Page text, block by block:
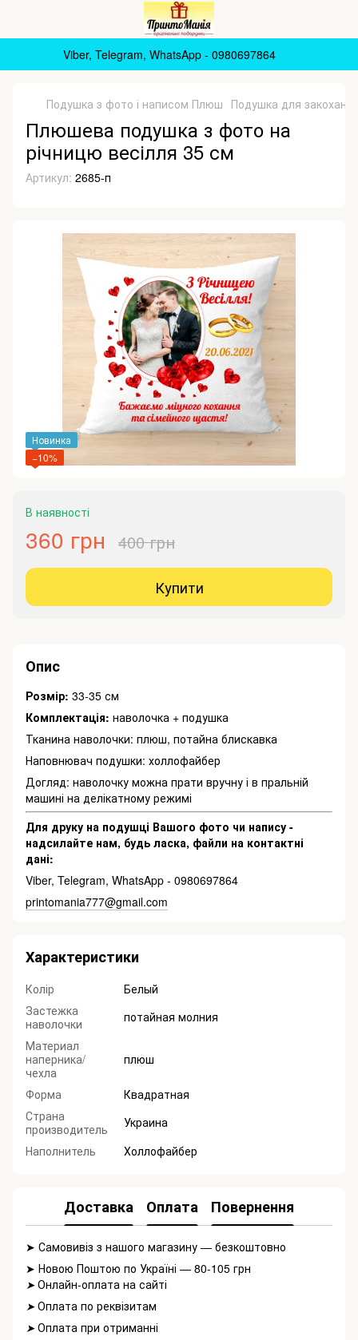
Viber, Telegram, WhatsApp - 0980697864
Подушка з фото і написом Плюш Подушка для
Плюшева подушка з фото на
річницю весілля 35 см
Артикул: 2685-п
Новинка
−10%
В наявності
360 грн 400 грн
Купити
Опис
Розмір: 33-35 см
Комплектація: наволочка + подушка
Тканина наволочки: плюш, потайна блискавка
Наповнювач подушки: холлофайбер
Догляд: наволочку можна прати вручну і в пральній
машині на делікатному режимі
Для друку на подушці Вашого фото чи напису -
надсилайте нам, будь ласка, файли на контактні
дані:
Viber, Telegram, WhatsApp - 0980697864
printomania777@gmail.com
Характеристики
Колір
Белый
Застежка
наволочки
потайная молния
Материал
наперника/
чехла
плюш
Форма
Квадратная
Страна
производитель
Украина
Наполнитель
Холлофайбер
Доставка Оплата Повернення
➤ Самовивіз з нашого магазину — безкоштовно
➤ Новою Поштою по Україні — 80-105 грн
➤Онлайн-оплата на сайті
➤Оплата по реквізитам
➤Оплата при отриманні